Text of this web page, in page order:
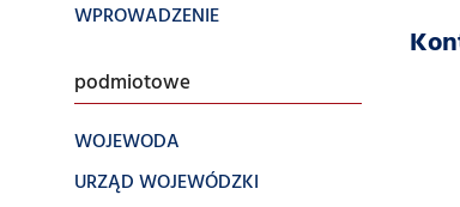
WPROWADZENIE
podmiotowe
WOJEWODA
URZĄD WOJEWÓDZKI